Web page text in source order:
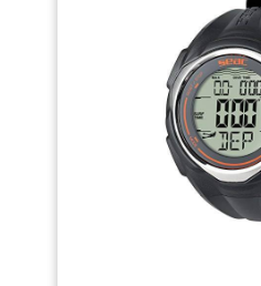
de
Batterie】Équipé d'une batterie
rechargeable, la durée de vie
de la batterie est jusqu'à 12
heures en mode plongée
(complètement chargée) et la
durée de vie de la batterie est
jusqu'à 6 jours en mode heure ;
lorsque vous ne plongez pas,
connectez-vous sans fil à
Suunto App pour recevoir des
notifications d'applications